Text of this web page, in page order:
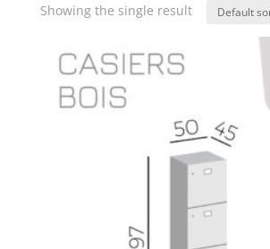
Showing the single result